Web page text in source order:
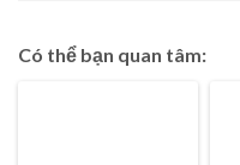
Có thể bạn quan tâm: